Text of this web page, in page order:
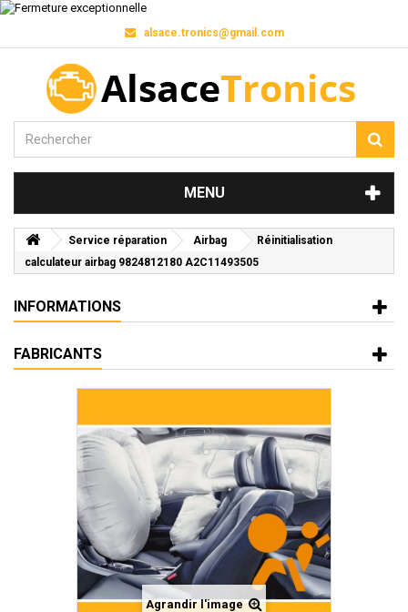
alsace.tronics@gmail.com
MENU
Service réparation Airbag
Réinitialisation
calculateur airbag 9824812180 A2C11493505
INFORMATIONS
FABRICANTS
Agrandir l'image